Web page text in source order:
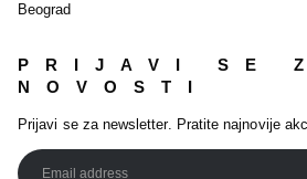
Beograd
PRIJAVI SE
NOVOSTI
Prijavi se za newsletter. Pratite najnovije